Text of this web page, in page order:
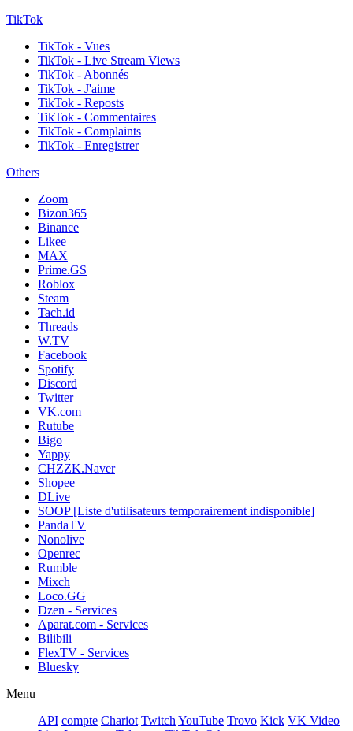
TikTok
TikTok - Vues
TikTok - Live Stream Views
TikTok - Abonnés
TikTok - J'aime
TikTok - Reposts
TikTok - Commentaires
TikTok - Complaints
TikTok - Enregistrer
Others
Zoom
Bizon365
Binance
Likee
MAX
Prime.GS
Roblox
Steam
Tach.id
Threads
W.TV
Facebook
Spotify
Discord
Twitter
VK.com
Rutube
Bigo
Yappy
CHZZK.Naver
Shopee
DLive
SOOP [Liste d'utilisateurs temporairement indisponible]
PandaTV
Nonolive
Openrec
Rumble
Mixch
Loco.GG
Dzen - Services
Aparat.com - Services
Bilibili
FlexTV - Services
Bluesky
Menu
API compte Chariot Twitch YouTube Trovo Kick VK Video